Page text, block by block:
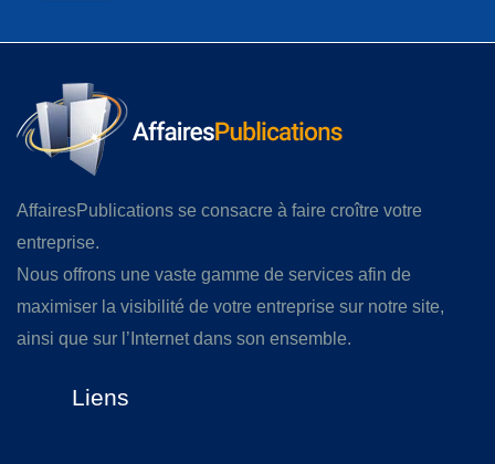
AffairesPublications se consacre à faire croître votre
entreprise.
Nous offrons une vaste gamme de services afin de
maximiser la visibilité de votre entreprise sur notre site,
ainsi que sur l’Internet dans son ensemble.
Liens